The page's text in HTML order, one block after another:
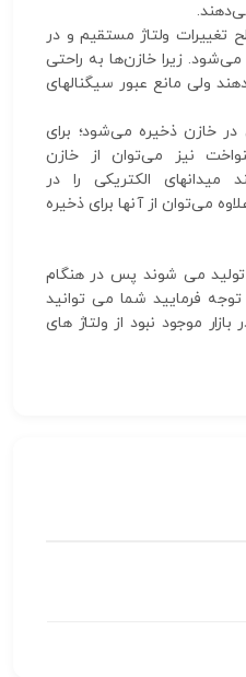
تغییرات ولتاژ مستقیم و در
می‌شود. زیرا خازن‌ها به راحتی
ولی مانع عبور سیگنالهای
در خازن ذخیره می‌شود؛ برای
نیز می‌توان از خازن
میدانهای الکتریکی را در
می‌توان از آنها برای ذخیره
می شوند پس در هنگام
توجه فرمایید شما می توانید
موجود نبود از ولتاژ های